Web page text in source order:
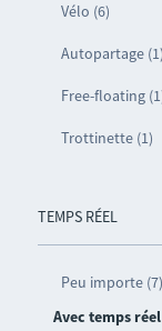
Vélo (6)
Autopartage (1)
Free-floating
Trottinette (1)
TEMPS RÉEL
Peu importe (7)
Avec temps